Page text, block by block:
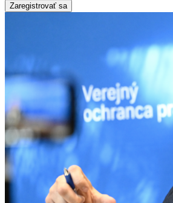
Zaregistrovať sa